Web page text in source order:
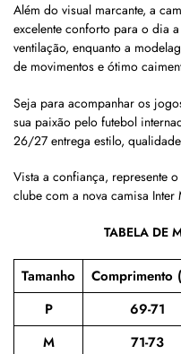
Além do visual marcante, a
excelente conforto para o dia
ventilação, enquanto a
de movimentos e ótimo
Seja para acompanhar os
sua paixão pelo futebol
26/27 entrega estilo,
Vista a confiança, represente
clube com a nova camisa
TABELA DE
Tamanho Comprimento
P
69-71
M
71-73